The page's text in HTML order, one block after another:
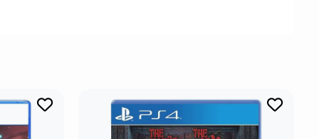
за невыполнимое задание: он должен